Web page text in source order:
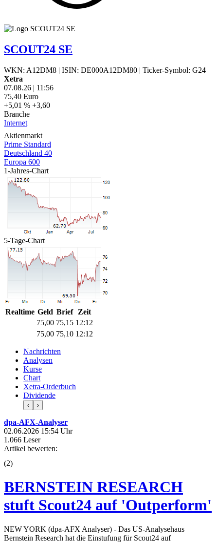
SCOUT24 SE
WKN: A12DM8 | ISIN: DE000A12DM80 | Ticker-Symbol: G24
Xetra
07.08.26 | 11:56
75,40 Euro
+5,01 % +3,60
Branche
Internet
Aktienmarkt
Prime Standard
Deutschland 40
Europa 600
1-Jahres-Chart
5-Tage-Chart
Realtime Geld Brief
Zeit
75,00 75,15 12:12
75,00 75,10 12:12
Nachrichten
Analysen
Kurse
Chart
Xetra-Orderbuch
Dividende
‹ ›
dpa-AFX-Analyser
02.06.2026 15:54 Uhr
1.066 Leser
Artikel bewerten:
(2)
BERNSTEIN RESEARCH
stuft Scout24 auf 'Outperform'
NEW YORK (dpa-AFX Analyser) - Das US-Analysehaus
Bernstein Research hat die Einstufung für Scout24 auf